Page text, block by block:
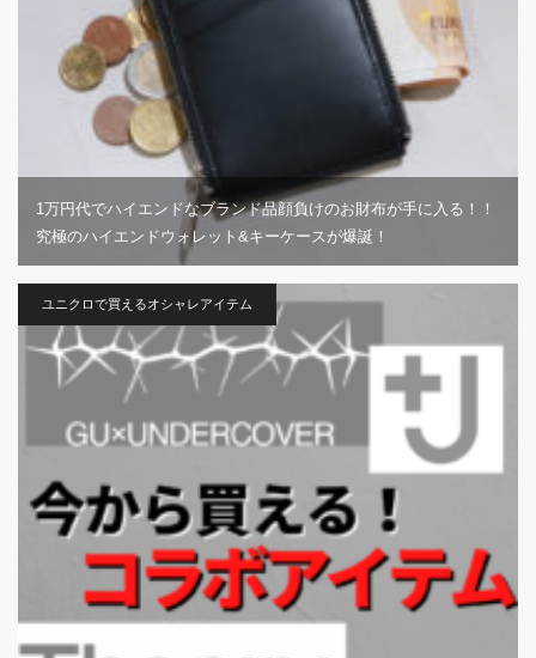
1万円代でハイエンドなブランド品顔負けのお財布が手に入る！！
究極のハイエンドウォレット&キーケースが爆誕！
ユニクロで買えるオシャレアイテム